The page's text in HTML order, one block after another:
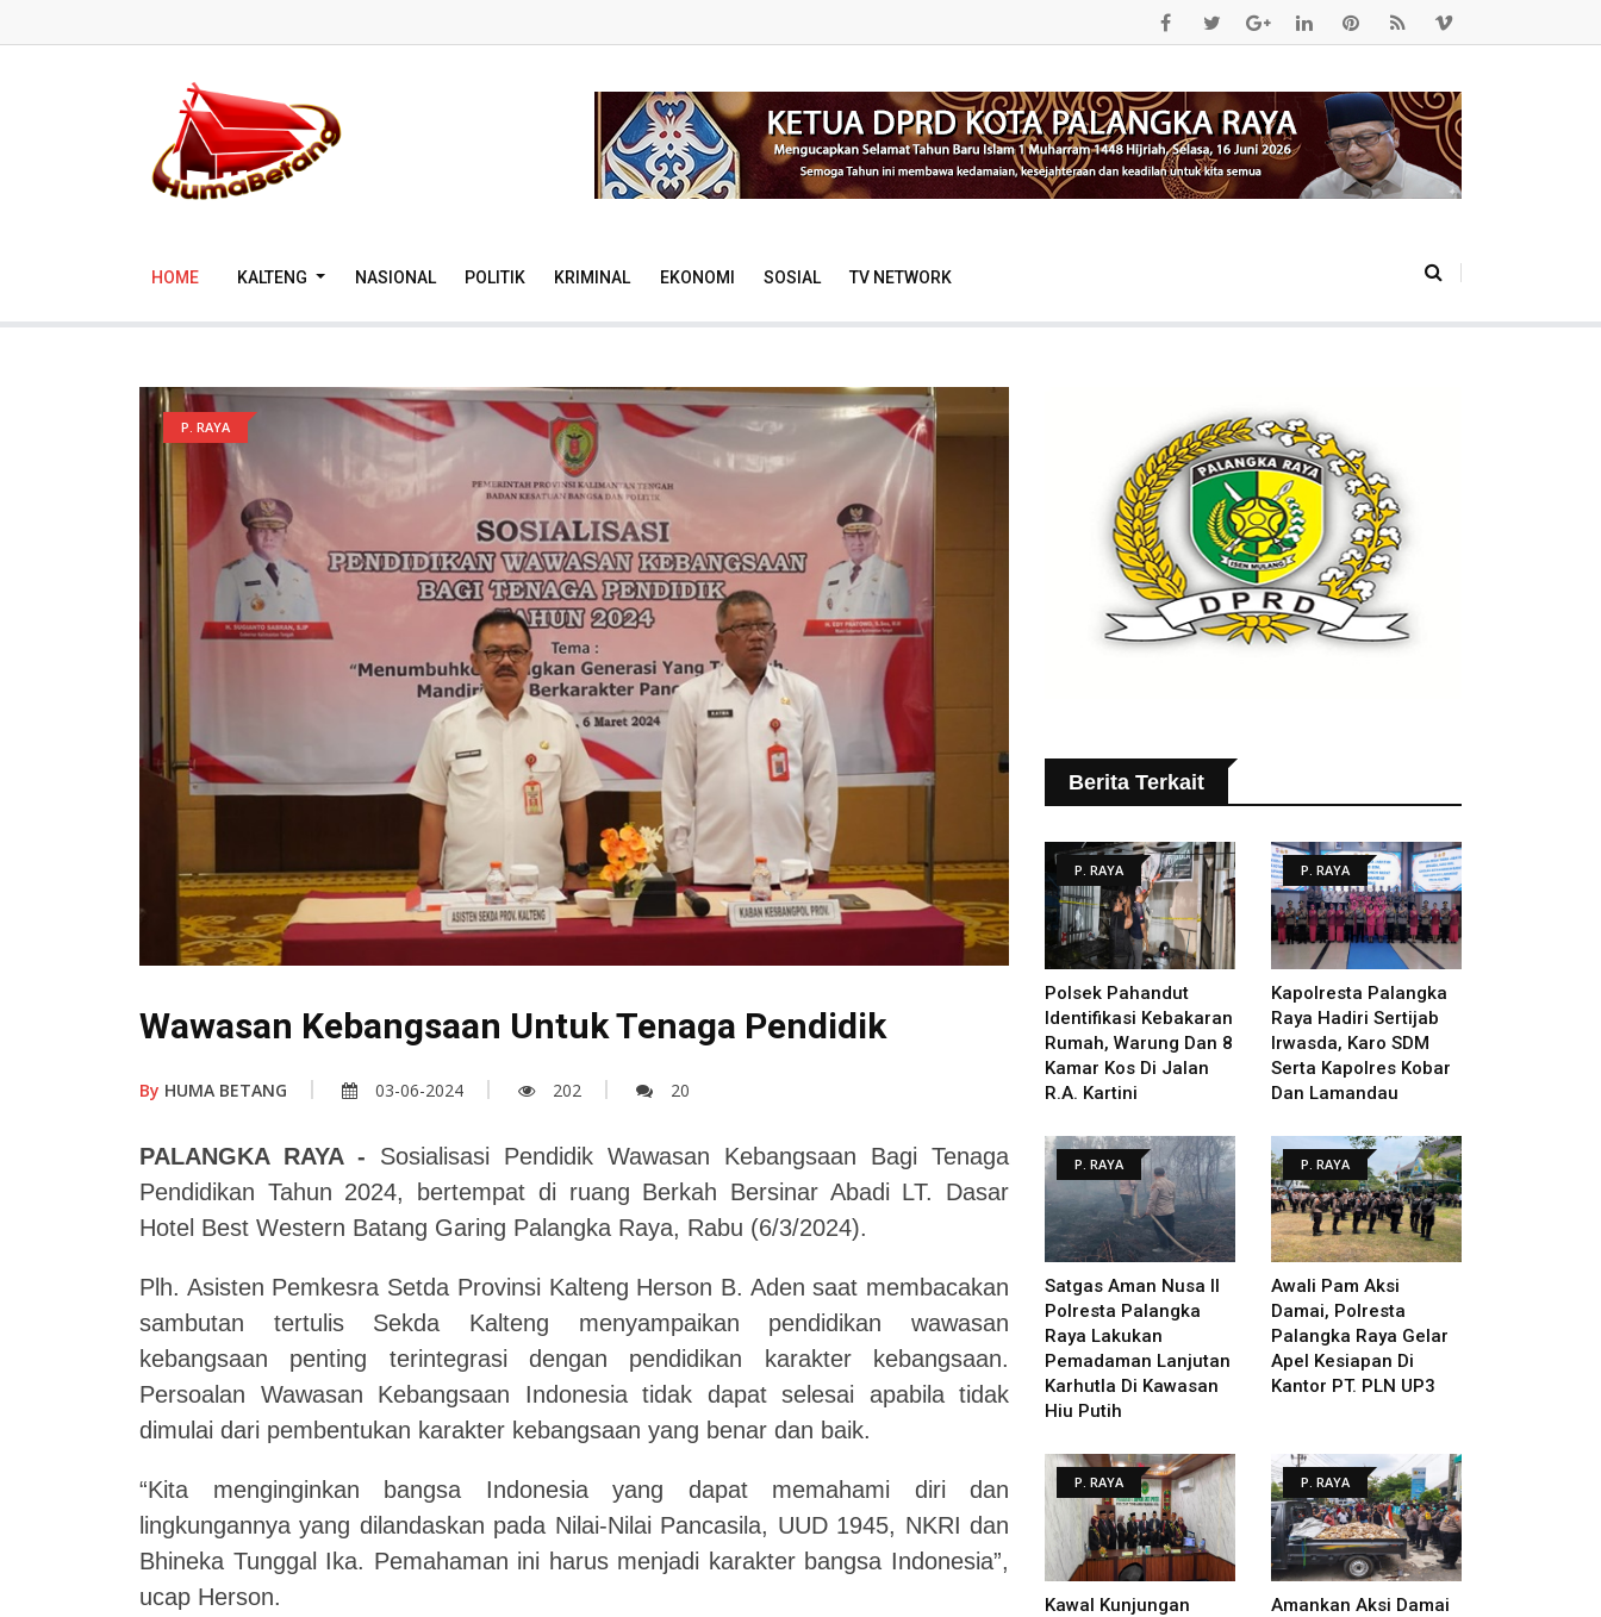
HOME KALTENG NASIONAL POLITIK KRIMINAL EKONOMI SOSIAL TV NETWORK
P. RAYA
Wawasan Kebangsaan Untuk Tenaga Pendidik
By HUMA BETANG 03-06-2024 202 20
PALANGKA RAYA - Sosialisasi Pendidik Wawasan Kebangsaan Bagi Tenaga
Pendidikan Tahun 2024, bertempat di ruang Berkah Bersinar Abadi LT. Dasar
Hotel Best Western Batang Garing Palangka Raya, Rabu (6/3/2024).
Plh. Asisten Pemkesra Setda Provinsi Kalteng Herson B. Aden saat membacakan
sambutan tertulis Sekda Kalteng menyampaikan pendidikan wawasan
kebangsaan penting terintegrasi dengan pendidikan karakter kebangsaan.
Persoalan Wawasan Kebangsaan Indonesia tidak dapat selesai apabila tidak
dimulai dari pembentukan karakter kebangsaan yang benar dan baik.
“Kita menginginkan bangsa Indonesia yang dapat memahami diri dan
lingkungannya yang dilandaskan pada Nilai-Nilai Pancasila, UUD 1945, NKRI dan
Bhineka Tunggal Ika. Pemahaman ini harus menjadi karakter bangsa Indonesia”,
ucap Herson.
Berita Terkait
P. RAYA
Polsek Pahandut
Identifikasi Kebakaran
Rumah, Warung Dan 8
Kamar Kos Di Jalan
R.A. Kartini
P. RAYA
Kapolresta Palangka
Raya Hadiri Sertijab
Irwasda, Karo SDM
Serta Kapolres Kobar
Dan Lamandau
P. RAYA
Satgas Aman Nusa II
Polresta Palangka
Raya Lakukan
Pemadaman Lanjutan
Karhutla Di Kawasan
Hiu Putih
P. RAYA
Awali Pam Aksi
Damai, Polresta
Palangka Raya Gelar
Apel Kesiapan Di
Kantor PT. PLN UP3
P. RAYA
Kawal Kunjungan
P. RAYA
Amankan Aksi Damai